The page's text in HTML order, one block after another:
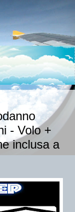
- Volo +
inclusa a